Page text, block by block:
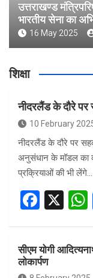
उत्तराखण्ड
भारतीय सेना का
16 May 2025
शिक्षा
नीदरलैंड के दौरे पर
10 February
नीदरलैंड के दौरे पर
अनुसंधान के मॉडल का
प्रक्रियाओं की भी लेंगे…
F
ce
b
X
सीएम योगी
लोकार्पण